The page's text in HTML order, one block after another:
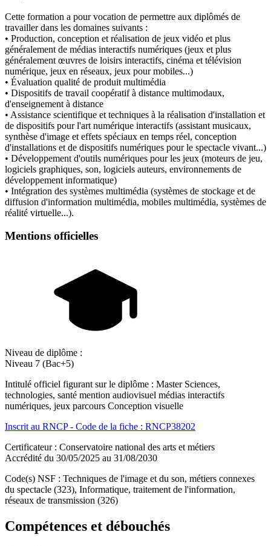
Cette formation a pour vocation de permettre aux diplômés de
travailler dans les domaines suivants :
• Production, conception et réalisation de jeux vidéo et plus
généralement de médias interactifs numériques (jeux et plus
généralement œuvres de loisirs interactifs, cinéma et télévision
numérique, jeux en réseaux, jeux pour mobiles...)
• Évaluation qualité de produit multimédia
• Dispositifs de travail coopératif à distance multimodaux,
d'enseignement à distance
• Assistance scientifique et techniques à la réalisation d'installation et
de dispositifs pour l'art numérique interactifs (assistant musicaux,
synthèse d'image et effets spéciaux en temps réel, conception
d'installations et de dispositifs numériques pour le spectacle vivant...)
• Développement d'outils numériques pour les jeux (moteurs de jeu,
logiciels graphiques, son, logiciels auteurs, environnements de
développement informatique)
• Intégration des systèmes multimédia (systèmes de stockage et de
diffusion d'information multimédia, mobiles multimédia, systèmes de
réalité virtuelle...).
Mentions officielles
Niveau de diplôme :
Niveau 7 (Bac+5)
Intitulé officiel figurant sur le diplôme : Master Sciences,
technologies, santé mention audiovisuel médias interactifs
numériques, jeux parcours Conception visuelle
Inscrit au RNCP - Code de la fiche : RNCP38202
Certificateur : Conservatoire national des arts et métiers
Accrédité du 30/05/2025 au 31/08/2030
Code(s) NSF : Techniques de l'image et du son, métiers connexes
du spectacle (323), Informatique, traitement de l'information,
réseaux de transmission (326)
Compétences et débouchés